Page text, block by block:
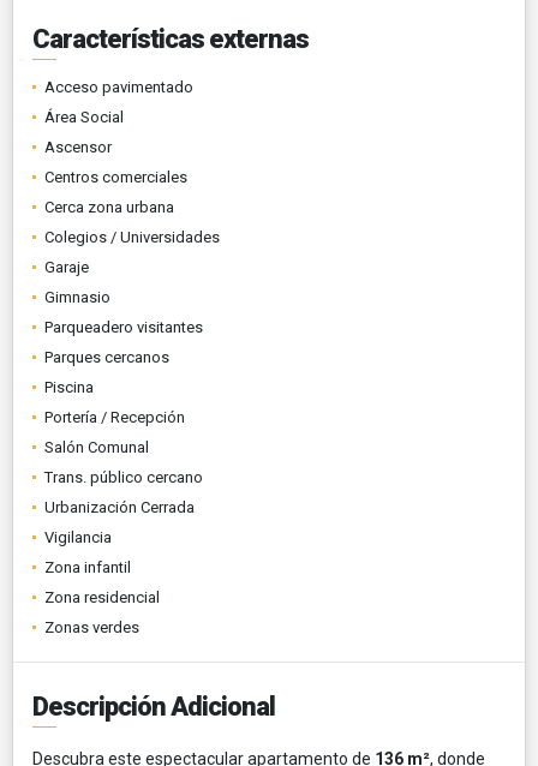
Características externas
Acceso pavimentado
Área Social
Ascensor
Centros comerciales
Cerca zona urbana
Colegios / Universidades
Garaje
Gimnasio
Parqueadero visitantes
Parques cercanos
Piscina
Portería / Recepción
Salón Comunal
Trans. público cercano
Urbanización Cerrada
Vigilancia
Zona infantil
Zona residencial
Zonas verdes
Descripción Adicional
Descubra este espectacular apartamento de 136 m², donde